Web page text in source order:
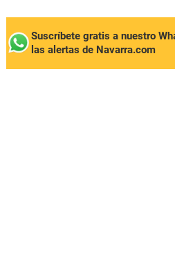
Suscríbete gratis a nuestro
las alertas de Navarra.com